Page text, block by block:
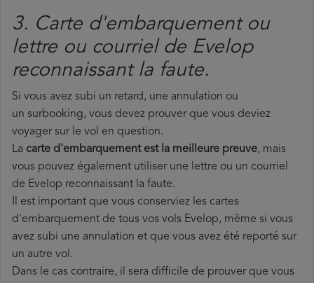
3. Carte d'embarquement ou
lettre ou courriel de Evelop
reconnaissant la faute.
Si vous avez subi un retard, une annulation ou
un surbooking, vous devez prouver que vous deviez
voyager sur le vol en question.
La carte d'embarquement est la meilleure preuve, mais
vous pouvez également utiliser une lettre ou un courriel
de Evelop reconnaissant la faute.
Il est important que vous conserviez les cartes
d'embarquement de tous vos vols Evelop, même si vous
avez subi une annulation et que vous avez été reporté sur
un autre vol.
Dans le cas contraire, il sera difficile de prouver que vous